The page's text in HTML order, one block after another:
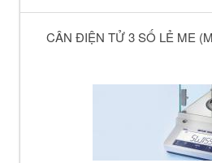
CÂN ĐIỆN TỬ 3 SỐ LẺ ME